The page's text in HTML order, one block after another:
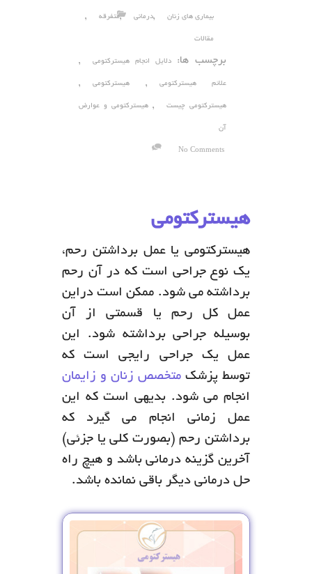
بیماری های زنان ,درمانی ,متفرقه ,
مقالات
برچسب ها: دلایل انجام هیسترکتومی ,
علائم هیسترکتومی , هیسترکتومی ,
هیسترکتومی چیست ,هیسترکتومی و عوارض
آن
No Comments
هیسترکتومی
هیسترکتومی یا عمل برداشتن رحم،
یک نوع جراحی است که در آن رحم
برداشته می شود. ممکن است دراین
عمل کل رحم یا قسمتی از آن
بوسیله جراحی برداشته شود. این
عمل یک جراحی رایجی است که
توسط پزشک متخصص زنان و زایمان
انجام می شود. بدیهی است که این
عمل زمانی انجام می گیرد که
برداشتن رحم (بصورت کلی یا جزئی)
آخرین گزینه درمانی باشد و هیچ راه
حل درمانی دیگر باقی نمانده باشد.